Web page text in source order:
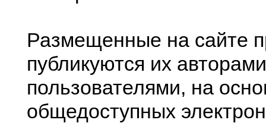
Размещенные на сайте
публикуются их
пользователями, на
общедоступных